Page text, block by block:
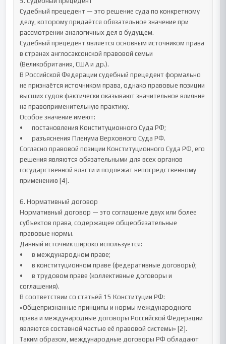
Судебный прецедент — это решение суда по конкретному
делу, которому придаётся обязательное значение при
рассмотрении аналогичных дел в будущем.
Судебный прецедент является основным источником права
в странах англосаксонской правовой семьи
(Великобритания, США и др.).
В Российской Федерации судебный прецедент формально
не признаётся источником права, однако правовые позиции
высших судов фактически оказывают значительное влияние
на правоприменительную практику.
Особое значение имеют:
•	постановления Конституционного Суда РФ;
•	разъяснения Пленума Верховного Суда РФ.
Согласно правовой позиции Конституционного Суда РФ, его
решения являются обязательными для всех органов
государственной власти и подлежат непосредственному
применению [4].
6. Нормативный договор
Нормативный договор — это соглашение двух или более
субъектов права, содержащее общеобязательные
правовые нормы.
Данный источник широко используется:
•	в международном праве;
•	в конституционном праве (федеративные договоры);
•	в трудовом праве (коллективные договоры и
соглашения).
В соответствии со статьёй 15 Конституции РФ:
«Общепризнанные принципы и нормы международного
права и международные договоры Российской Федерации
являются составной частью её правовой системы» [2].
Таким образом, международные договоры РФ обладают